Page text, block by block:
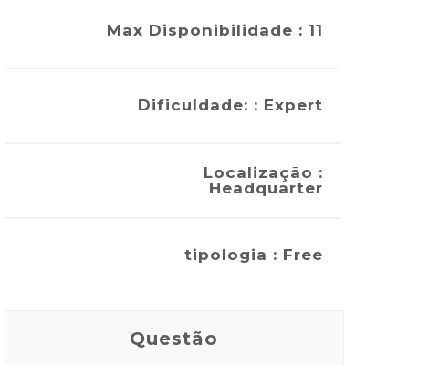
Max Disponibilidade : 11
Dificuldade: : Expert
Localização :
Headquarter
tipologia : Free
Questão